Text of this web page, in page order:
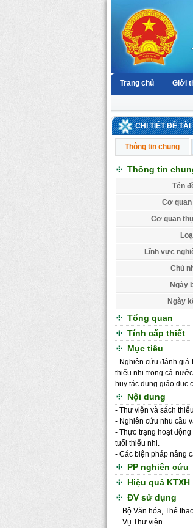
Trang chủ Giới
CHI TIẾT ĐỀ TÀI
Thông tin chung
Thông tin
Tên
Cơ
Cơ quan
Lĩnh vực
Chủ
Ngày
Ngày
Tổng quan
Tính cấp thiết
Mục tiêu
- Nghiên cứu đánh giá
thiếu nhi trong cả
huy tác dụng giáo dục
Nội dung
- Thư viện và sách
- Nghiên cứu nhu cầu
- Thực trạng hoạt
tuổi thiếu nhi.
- Các biện pháp nâng
PP nghiên cứu
Hiệu quả KTXH
ĐV sử dụng
Bộ Văn hóa, Thể
Vụ Thư viện